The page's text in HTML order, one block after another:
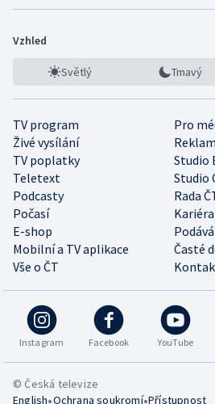
Vzhled
Světlý Tmavý
TV program
Pro
Živé vysílání
TV poplatky
Studio
Teletext
Studio
Podcasty
Rada
Počasí
Kariéra
E-shop
Mobilní a TV aplikace
Časté
Vše o ČT
Instagram Facebook YouTube
© Česká televize
English•Ochrana soukromí•Přístupnost